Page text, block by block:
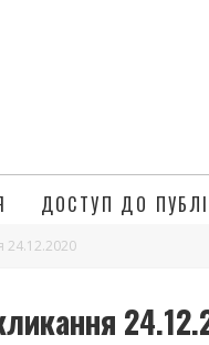
ДОСТУП ДО
24.12.2020